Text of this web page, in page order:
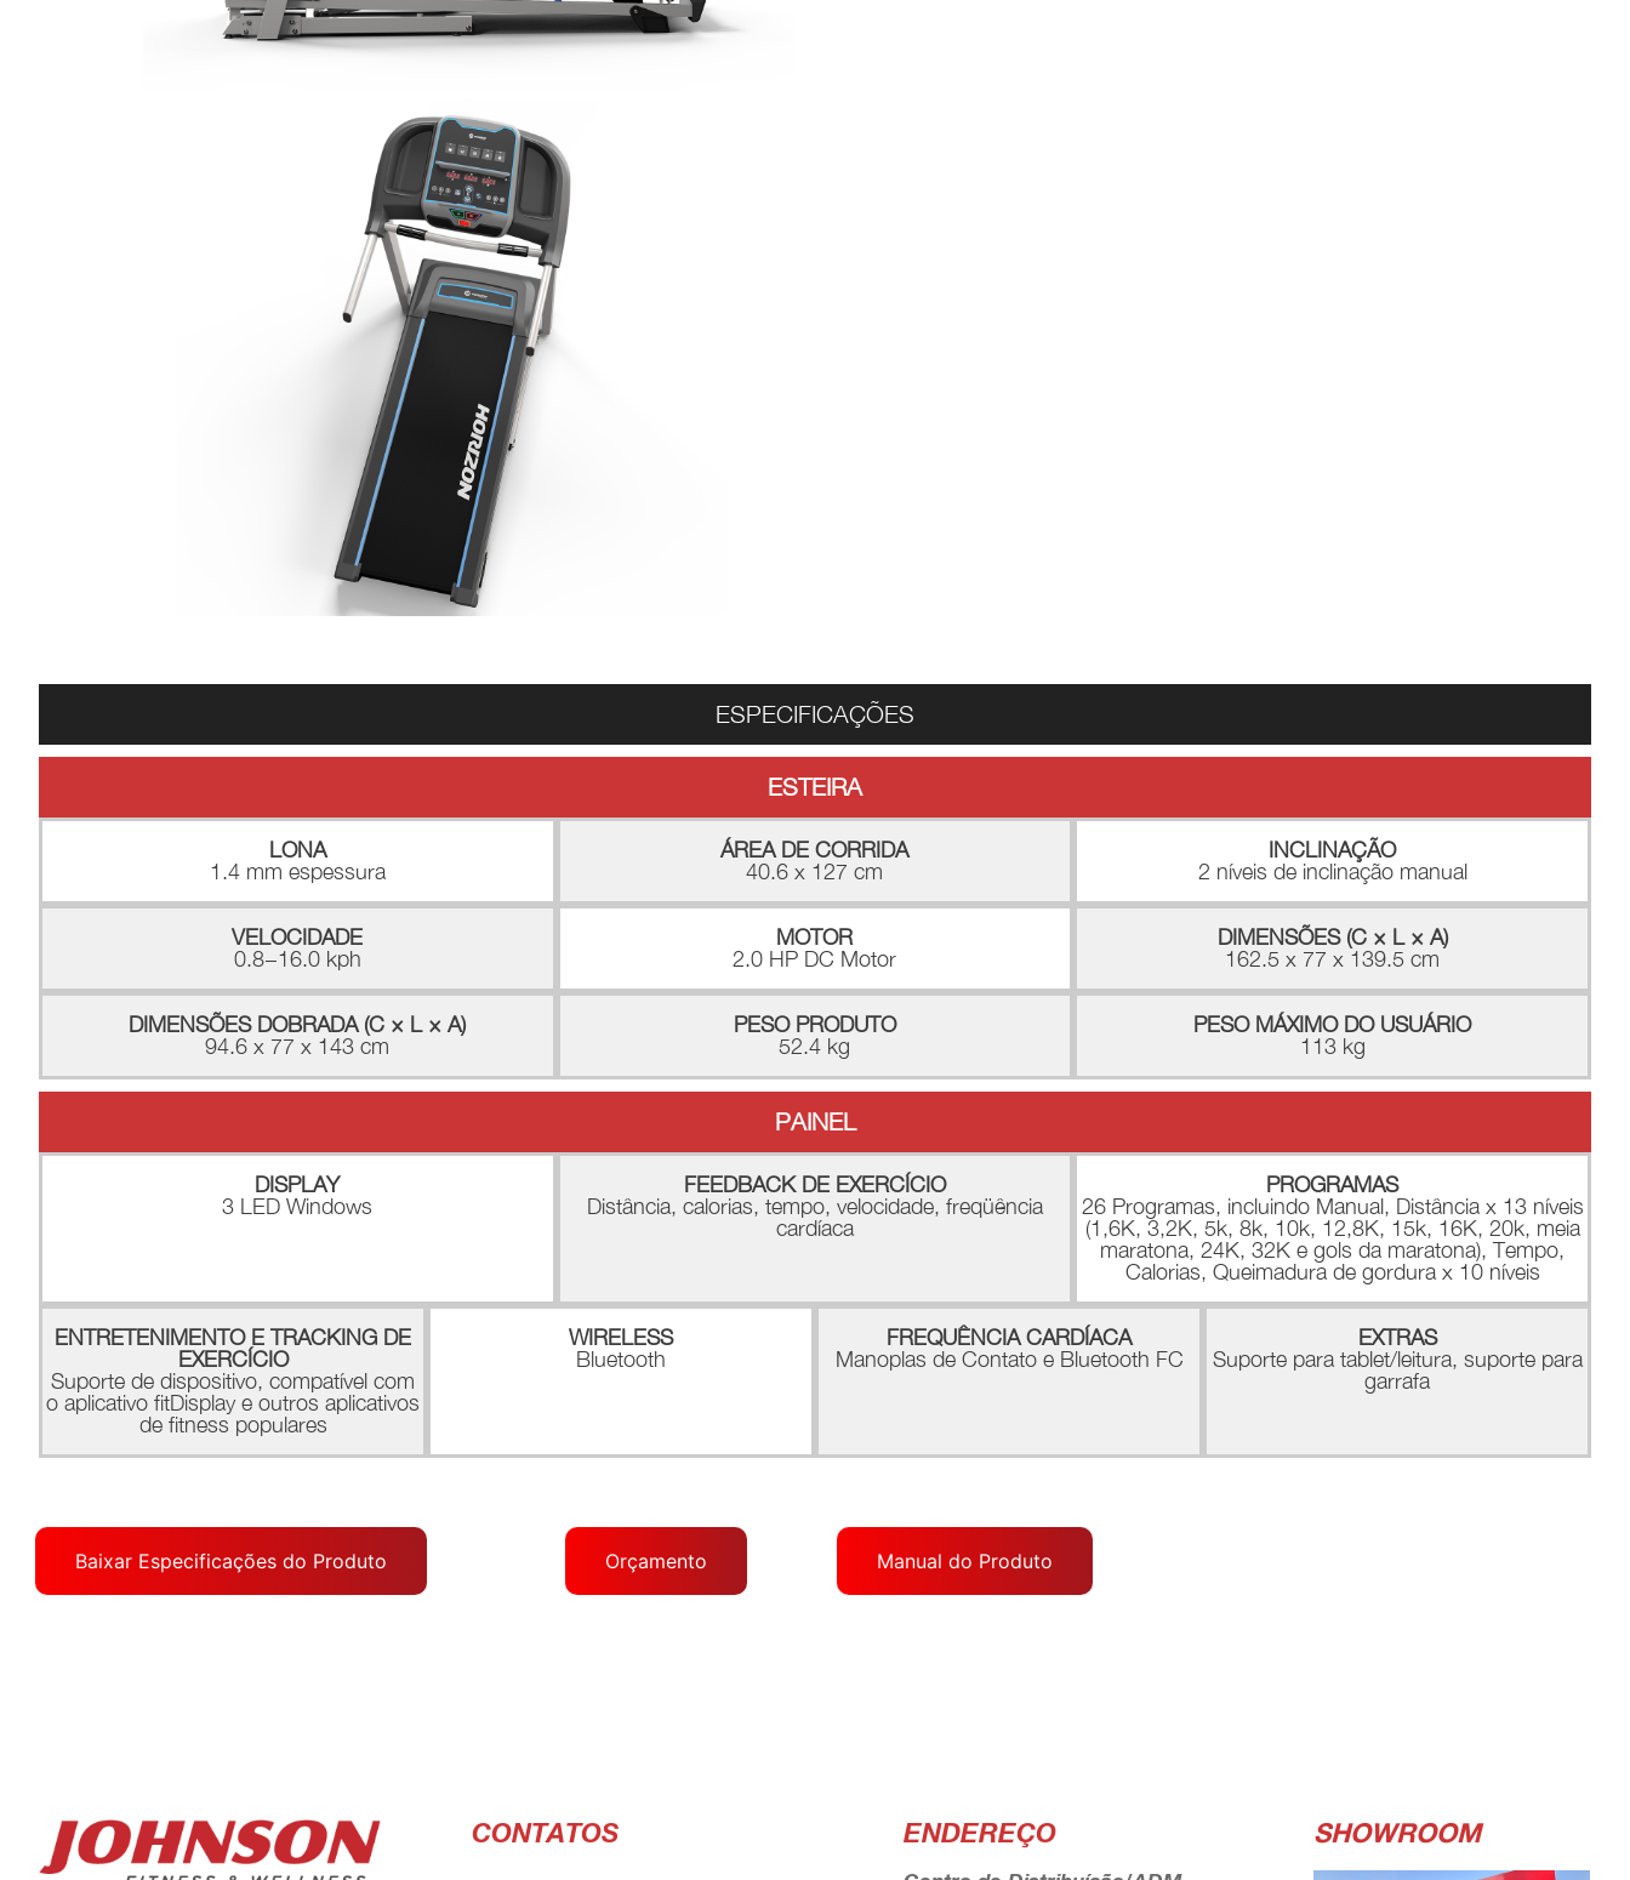
ESPECIFICAÇÕES
ESTEIRA
LONA
1.4 mm espessura
ÁREA DE CORRIDA
40.6 x 127 cm
INCLINAÇÃO
2 níveis de inclinação manual
VELOCIDADE
0.8−16.0 kph
MOTOR
2.0 HP DC Motor
DIMENSÕES (C × L × A)
162.5 x 77 x 139.5 cm
DIMENSÕES DOBRADA (C × L × A)
94.6 x 77 x 143 cm
PESO PRODUTO
52.4 kg
PESO MÁXIMO DO USUÁRIO
113 kg
PAINEL
DISPLAY
3 LED Windows
FEEDBACK DE EXERCÍCIO
Distância, calorias, tempo, velocidade, freqüência
cardíaca
PROGRAMAS
26 Programas, incluindo Manual, Distância x 13 níveis
(1,6K, 3,2K, 5k, 8k, 10k, 12,8K, 15k, 16K, 20k, meia
maratona, 24K, 32K e gols da maratona), Tempo,
Calorias, Queimadura de gordura x 10 níveis
ENTRETENIMENTO E TRACKING DE
EXERCÍCIO
Suporte de dispositivo, compatível com
o aplicativo fitDisplay e outros aplicativos
de fitness populares
WIRELESS
Bluetooth
FREQUÊNCIA CARDÍACA
Manoplas de Contato e Bluetooth FC
EXTRAS
Suporte para tablet/leitura, suporte para
garrafa
Baixar Especificações do Produto Orçamento Manual do Produto
CONTATOS ENDEREÇO SHOWROOM